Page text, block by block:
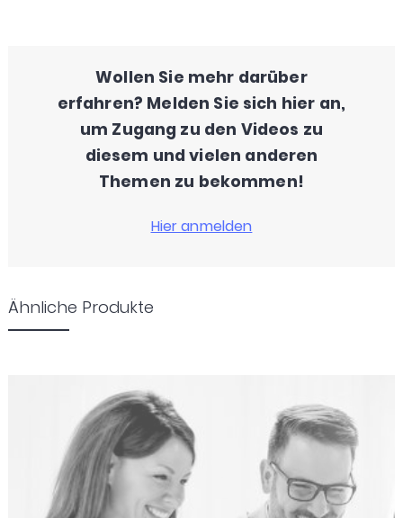
Wollen Sie mehr darüber
erfahren? Melden Sie sich hier an,
um Zugang zu den Videos zu
diesem und vielen anderen
Themen zu bekommen!
Ähnliche Produkte